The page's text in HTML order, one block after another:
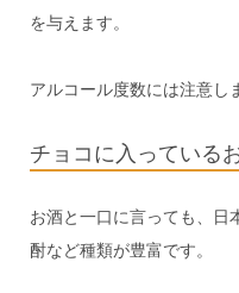
を与えます。
アルコール度数には注意し
チョコに入っている
お酒と一口に言っても、日
酎など種類が豊富です。